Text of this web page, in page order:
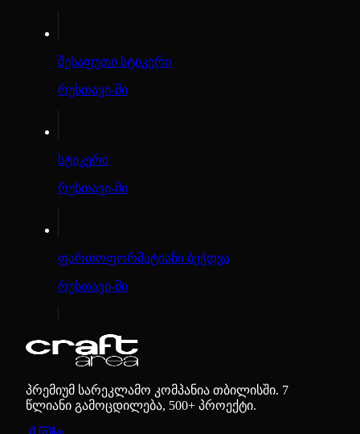
შესაფუთი სტიკერი
რუსთავი-ში
სტიკერი
რუსთავი-ში
ფართოფორმატიანი ბეჭდვა
რუსთავი-ში
პრემიუმ სარეკლამო კომპანია თბილისში. 7
წლიანი გამოცდილება, 500+ პროექტი.